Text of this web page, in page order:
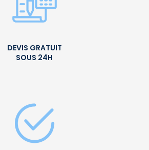
DEVIS GRATUIT
SOUS 24H